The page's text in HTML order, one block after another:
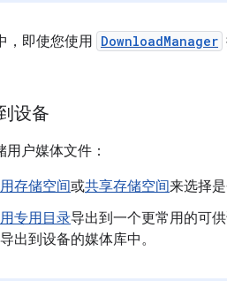
，即使您使用 DownloadManager
设备
户媒体文件：
存储空间或共享存储空间来选择
专用目录导出到一个更常用的可
出到设备的媒体库中。